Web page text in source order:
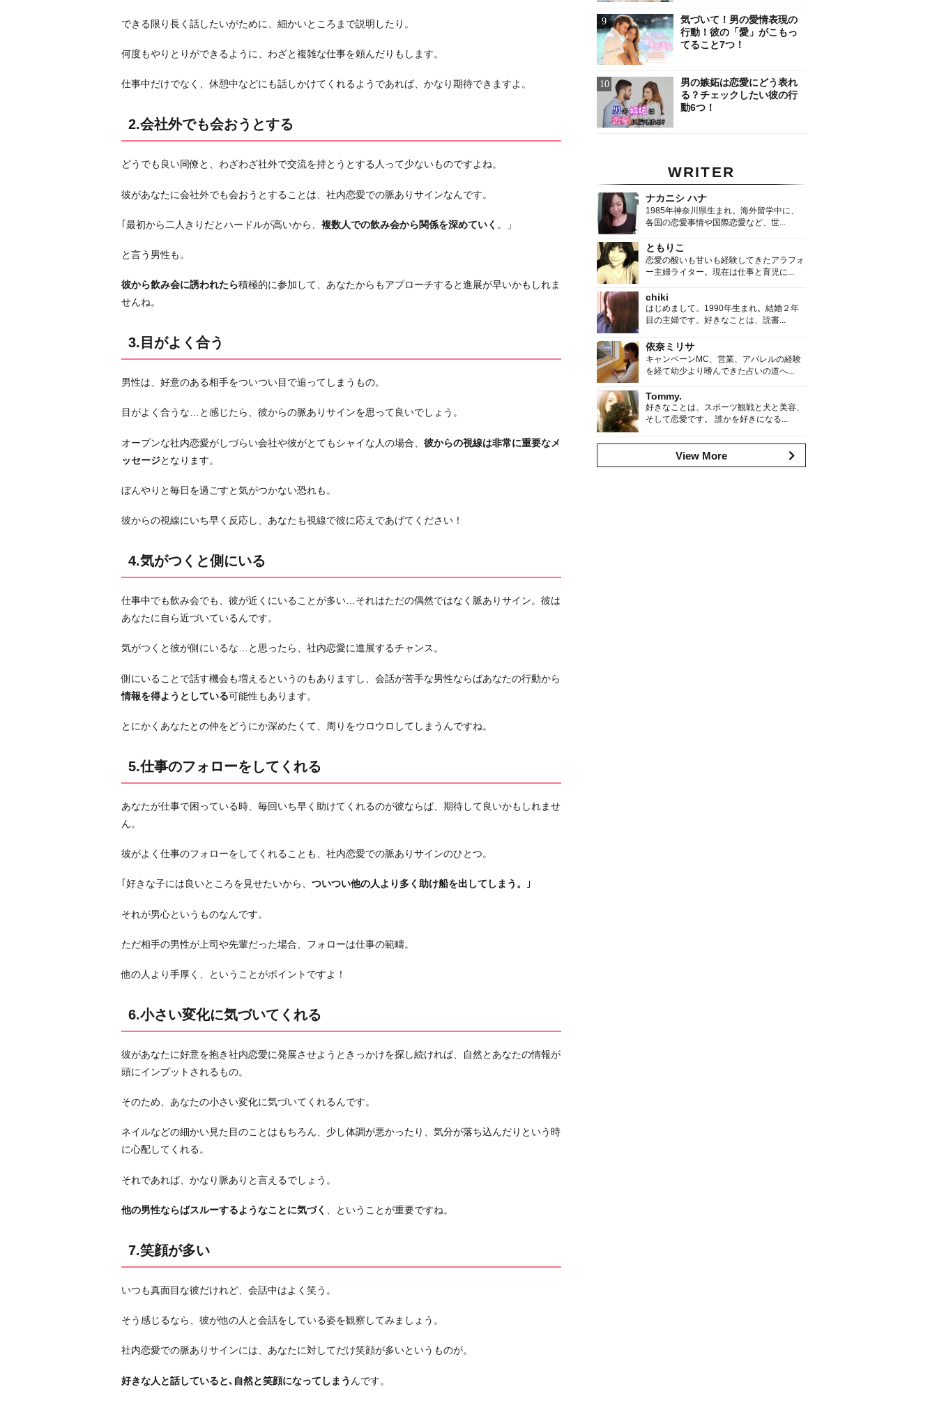
と
る
3.
よ
合
4.
気
つ
と
側
い
る
5.
事
フ
を
て
く
る
6.
小
い
変
に
づ
い
て
る
笑
多
8.
ラ
イ
ベ
ー
な
と
を
し
て
れ
る
業
務
の
絡
できる限り長く話したいがために、細かいところまで説明したり。
何度もやりとりができるように、わざと複雑な仕事を頼んだりもします。
仕事中だけでなく、休憩中などにも話しかけてくれるようであれば、かなり期待できますよ。
2.会社外でも会おうとする
どうでも良い同僚と、わざわざ社外で交流を持とうとする人って少ないものですよね。
彼があなたに会社外でも会おうとすることは、社内恋愛での脈ありサインなんです。
｢最初から二人きりだとハードルが高いから、 複数人での飲み会から関係を深めていく 。」
と言う男性も。
彼から飲み会に誘われたら積極的に参加して、あなたからもアプローチすると進展が早いかもしれま
せんね。
3.目がよく合う
男性は、好意のある相手をついつい目で追ってしまうもの。
目がよく合うな…と感じたら、彼からの脈ありサインを思って良いでしょう。
オープンな社内恋愛がしづらい会社や彼がとてもシャイな人の場合、 彼からの視線は非常に重要なメ
ッセージとなります。
ぼんやりと毎日を過ごすと気がつかない恐れも。
彼からの視線にいち早く反応し、あなたも視線で彼に応えであげてください！
4.気がつくと側にいる
仕事中でも飲み会でも、彼が近くにいることが多い…それはただの偶然ではなく脈ありサイン。彼は
あなたに自ら近づいているんです。
気がつくと彼が側にいるな…と思ったら、社内恋愛に進展するチャンス。
側にいることで話す機会も増えるというのもありますし、会話が苦手な男性ならばあなたの行動から
情報を得ようとしている可能性もあります。
とにかくあなたとの仲をどうにか深めたくて、周りをウロウロしてしまうんですね。
5.仕事のフォローをしてくれる
あなたが仕事で困っている時、毎回いち早く助けてくれるのが彼ならば、期待して良いかもしれませ
ん。
彼がよく仕事のフォローをしてくれることも、社内恋愛での脈ありサインのひとつ。
｢好きな子には良いところを見せたいから、 ついつい他の人より多く助け船を出してしまう。 ｣
それが男心というものなんです。
ただ相手の男性が上司や先輩だった場合、フォローは仕事の範疇。
他の人より手厚く、ということがポイントですよ！
6.小さい変化に気づいてくれる
彼があなたに好意を抱き社内恋愛に発展させようときっかけを探し続ければ、自然とあなたの情報が
頭にインプットされるもの。
そのため、あなたの小さい変化に気づいてくれるんです。
ネイルなどの細かい見た目のことはもちろん、少し体調が悪かったり、気分が落ち込んだりという時
に心配してくれる。
それであれば、かなり脈ありと言えるでしょう。
他の男性ならばスルーするようなことに気づく 、ということが重要ですね。
7.笑顔が多い
いつも真面目な彼だけれど、会話中はよく笑う。
そう感じるなら、彼が他の人と会話をしている姿を観察してみましょう。
社内恋愛での脈ありサインには、あなたに対してだけ笑顔が多いというものが。
好きな人と話していると､自然と笑顔になってしまう んです。
気づいて！男の愛情表現の
行動！彼の「愛」がこもっ
てること7つ！
男の嫉妬は恋愛にどう表れ
る？チェックしたい彼の行
動6つ！
WRITER
ナカニシ ハナ
1985年神奈川県生まれ。海外留学中に、
各国の恋愛事情や国際恋愛など、世...
ともりこ
恋愛の酸いも甘いも経験してきたアラフォ
ー主婦ライター。現在は仕事と育児に...
chiki
はじめまして。1990年生まれ。結婚２年
目の主婦です。好きなことは、読書...
依奈ミリサ
キャンペーンMC、営業、アパレルの経験
を経て幼少より嗜んできた占いの道へ...
Tommy.
好きなことは、スポーツ観戦と犬と美容、
そして恋愛です。 誰かを好きになる...
View More